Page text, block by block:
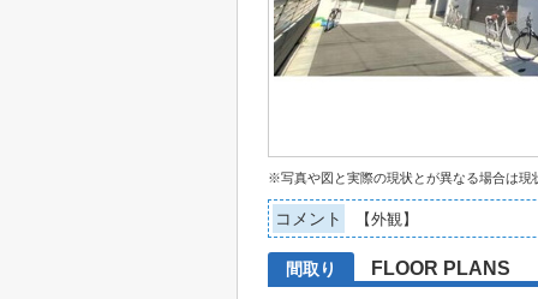
※写真や図と実際の現状とが異なる場合は現
コメント 【外観】
間取り FLOOR PLANS